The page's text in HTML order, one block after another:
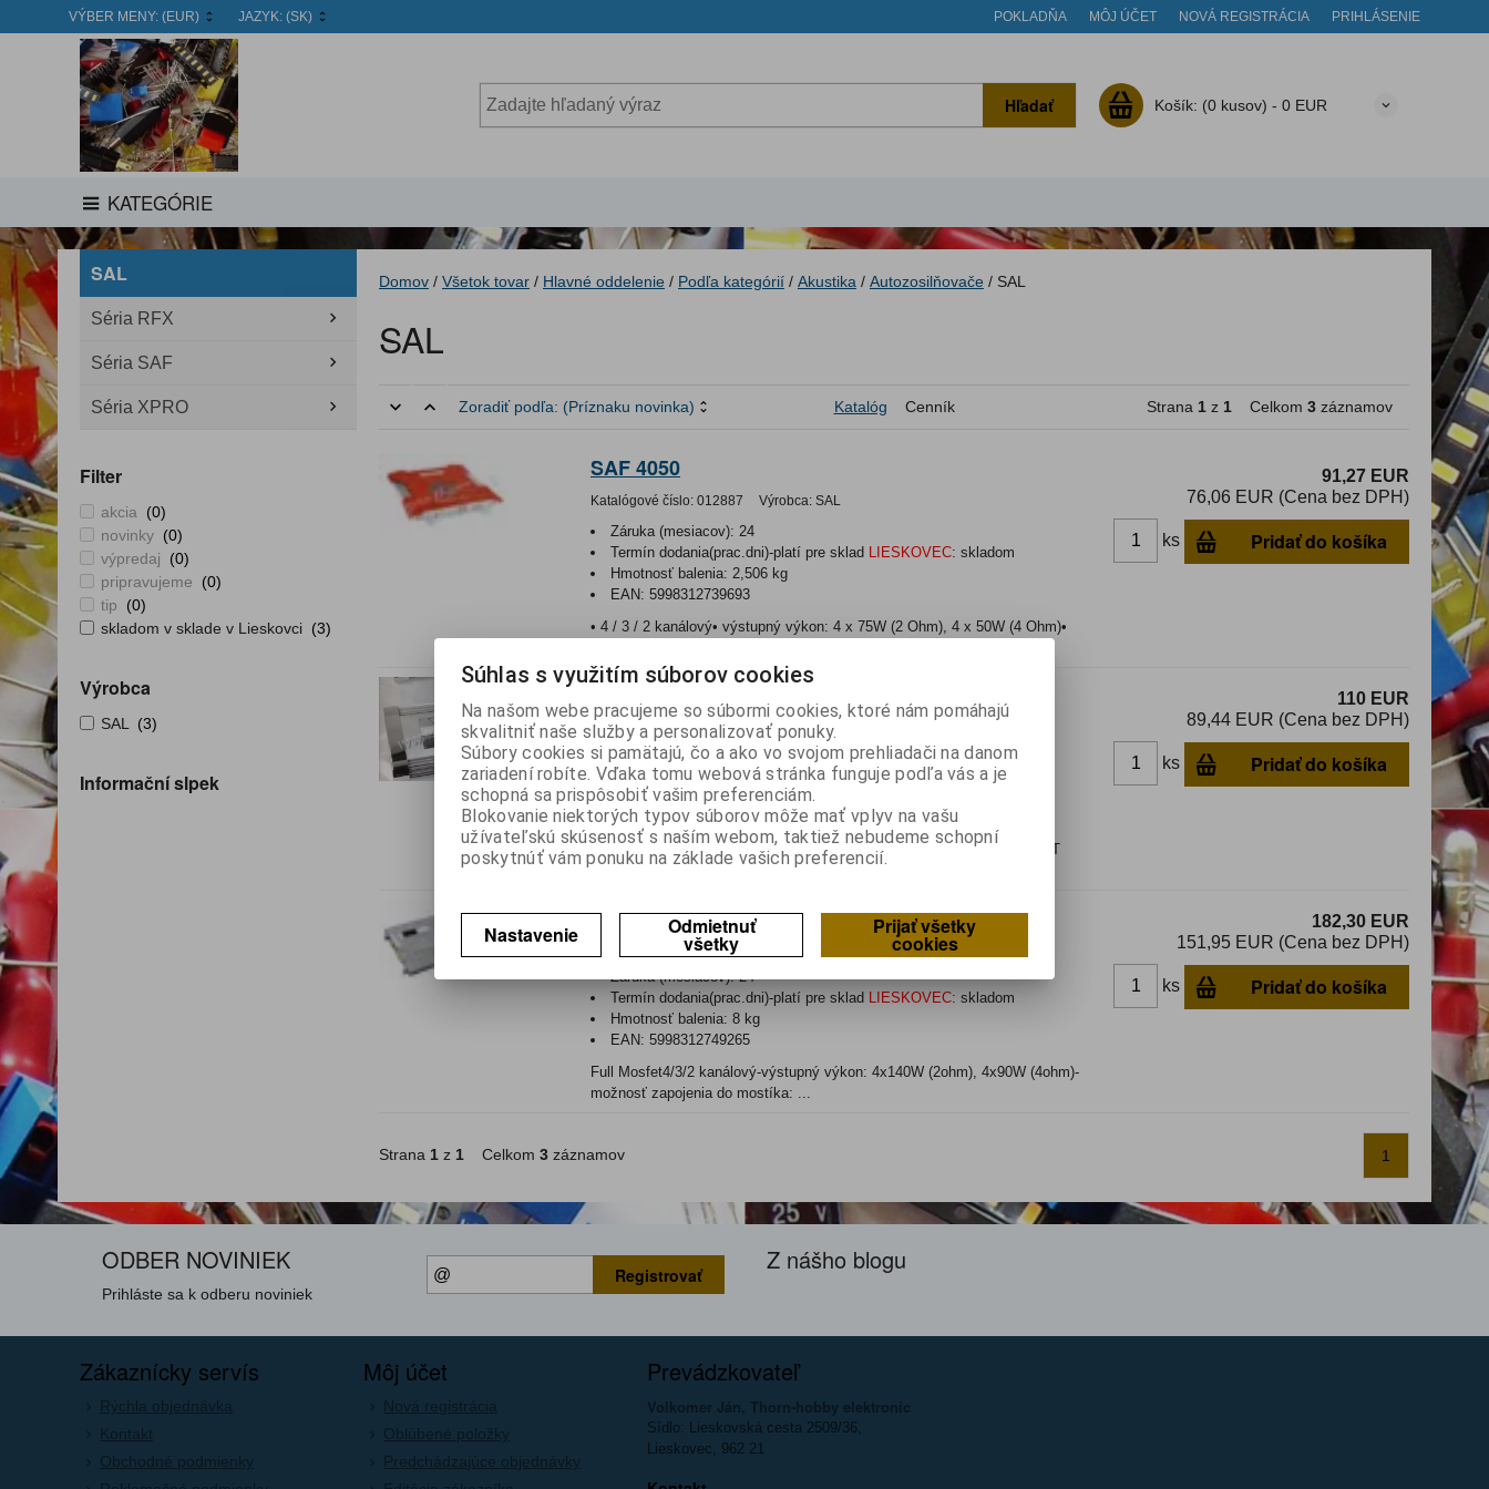
VÝBER MENY: (EUR) JAZYK: (SK) POKLADŇA MÔJ ÚČET NOVÁ REGISTRÁCIA PRIHLÁSENIE
Hľadať Košík: (0 kusov) - 0 EUR
KATEGÓRIE
SAL
Séria RFX
Séria SAF
Séria XPRO
Filter
akcia
(0)
novinky (0)
výpredaj
(0)
pripravujeme
(0)
tip
(0)
skladom v sklade v Lieskovci (3)
Výrobca
SAL (3)
Informační slpek
Domov / Všetok tovar / Hlavné oddelenie / Podľa kategórií / Akustika / Autozosilňovače / SAL
SAL
Zoradiť podľa: (Príznaku novinka) Katalóg Cenník Strana 1 z 1 Celkom 3 záznamov
SAF 4050
Katalógové číslo: 012887 Výrobca: SAL
Záruka (mesiacov): 24
Termín dodania(prac.dni)-platí pre sklad LIESKOVEC: skladom
Hmotnosť balenia: 2,506 kg
EAN: 5998312739693
• 4 / 3 / 2 kanálový• výstupný výkon: 4 x 75W (2 Ohm), 4 x 50W (4 Ohm)•
91,27 EUR
76,06 EUR (Cena bez DPH)
ks Pridať do košíka
RFX 7430
Katalógové číslo: 011043 Výrobca: SAL
Záruka (mesiacov):24
Termín dodania(prac.dni)-platí pre skladLIESKOVEC:skladom
Hmotnosť balenia:4 kg
EAN:5998312749241
4-3/2 kanálový-výstupný výkon: 4x80W (2ohm), 4x60W (4ohm)-MOSFET
napájacia jednotka-regulovateľná el...
110 EUR
89,44 EUR (Cena bez DPH)
ks Pridať do košíka
XPRO 8000
Katalógové číslo:011050
Záruka (mesiacov):24
Termín dodania(prac.dni)-platí pre sklad LIESKOVEC: skladom
Hmotnosť balenia: 8 kg
EAN: 5998312749265
Full Mosfet4/3/2 kanálový-výstupný výkon: 4x140W (2ohm), 4x90W (4ohm)-
možnosť zapojenia do mostíka: ...
182,30 EUR
151,95 EUR (Cena bez DPH)
ks Pridať do košíka
Strana 1 z 1 Celkom 3 záznamov 1
ODBER NOVINIEK
Prihláste sa k odberu noviniek
Registrovať Z nášho blogu
Zákaznícky servís
Rýchla objednávka
Kontakt
Obchodné podmienky
Môj účet
Nová registrácia
Oblúbené položky
Predchádzajúce objednávky
Prevádzkovateľ
Volkomer Ján, Thorn-hobby elektronic
Sídlo: Lieskovská cesta 2509/36,
Lieskovec, 962 21
Súhlas s využitím súborov cookies
Na našom webe pracujeme so súbormi cookies, ktoré nám pomáhajú
skvalitniť naše služby a personalizovať ponuky.
Súbory cookies si pamätajú, čo a ako vo svojom prehliadači na danom
zariadení robíte. Vďaka tomu webová stránka funguje podľa vás a je
schopná sa prispôsobiť vašim preferenciám.
Blokovanie niektorých typov súborov môže mať vplyv na vašu
užívateľskú skúsenosť s naším webom, taktiež nebudeme schopní
poskytnúť vám ponuku na základe vašich preferencií.
Nastavenie Odmietnuť
všetky
Prijať všetky
cookies